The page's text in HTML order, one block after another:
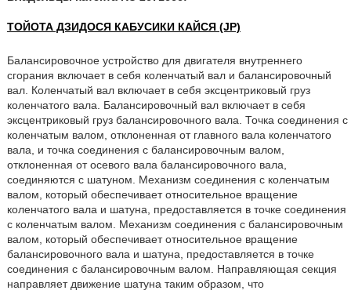
ТОЙОТА ДЗИДОСЯ КАБУСИКИ КАЙСЯ (JP)
Балансировочное устройство для двигателя внутреннего
сгорания включает в себя коленчатый вал и балансировочный
вал. Коленчатый вал включает в себя эксцентриковый груз
коленчатого вала. Балансировочный вал включает в себя
эксцентриковый груз балансировочного вала. Точка соединения с
коленчатым валом, отклоненная от главного вала коленчатого
вала, и точка соединения с балансировочным валом,
отклоненная от осевого вала балансировочного вала,
соединяются с шатуном. Механизм соединения с коленчатым
валом, который обеспечивает относительное вращение
коленчатого вала и шатуна, предоставляется в точке соединения
с коленчатым валом. Механизм соединения с балансировочным
валом, который обеспечивает относительное вращение
балансировочного вала и шатуна, предоставляется в точке
соединения с балансировочным валом. Направляющая секция
направляет движение шатуна таким образом, что